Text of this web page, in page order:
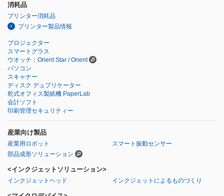
消耗品
プリンター消耗品
プリンター製品情報
プロジェクター
スマートグラス
ウオッチ：Orient Star / Orient
パソコン
スキャナー
ディスク デュプリケーター
乾式オフィス製紙機 PaperLab
会計ソフト
印刷管理セキュリティー
産業向け製品
産業用ロボット
スマート振動センサー
部品成形ソリューション
<インクジェットソリューション>
インクジェットヘッド インクジェットによるものづくり